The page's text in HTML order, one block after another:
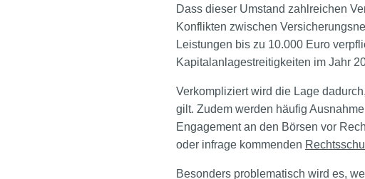
Dass dieser Umstand zahlreichen
Konflikten zwischen
Leistungen bis zu 10.000 Euro
Kapitalanlagestreitigkeiten im Jahr
Verkompliziert wird die Lage
gilt. Zudem werden häufig
Engagement an den Börsen vor
oder infrage kommenden
Besonders problematisch wird es,